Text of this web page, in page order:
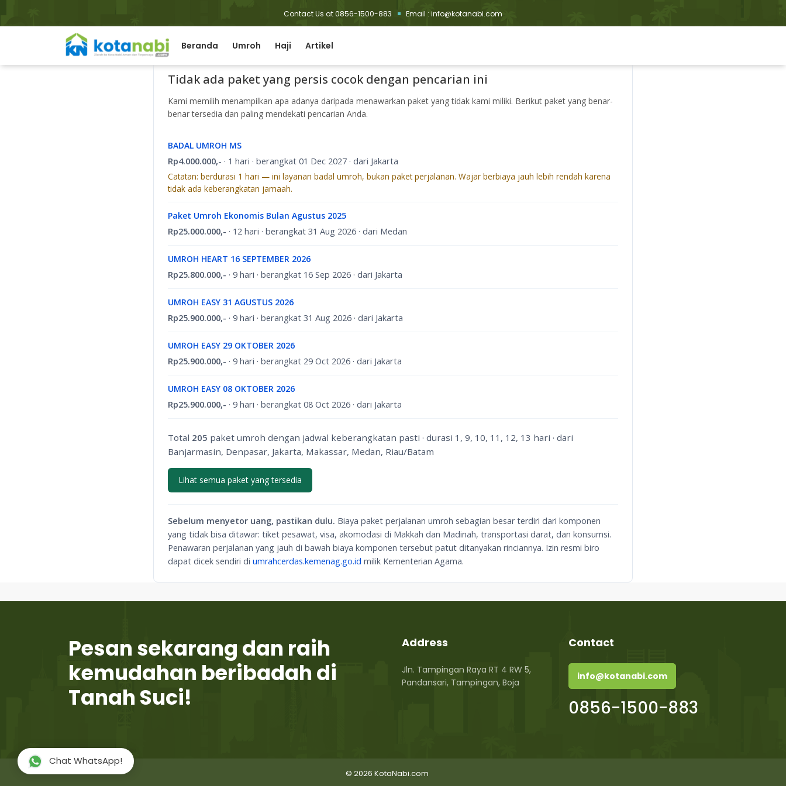
Contact Us at 0856-1500-883 Email : info@kotanabi.com
Beranda Umroh Haji Artikel
Umroh Ramadhan
Tidak ada paket yang persis cocok dengan pencarian ini
Kami memilih menampilkan apa adanya daripada menawarkan paket yang tidak kami miliki. Berikut paket yang benar-
benar tersedia dan paling mendekati pencarian Anda.
BADAL UMROH MS
Rp4.000.000,- · 1 hari · berangkat 01 Dec 2027 · dari Jakarta
Catatan: berdurasi 1 hari — ini layanan badal umroh, bukan paket perjalanan. Wajar berbiaya jauh lebih rendah karena
tidak ada keberangkatan jamaah.
Paket Umroh Ekonomis Bulan Agustus 2025
Rp25.000.000,- · 12 hari · berangkat 31 Aug 2026 · dari Medan
UMROH HEART 16 SEPTEMBER 2026
Rp25.800.000,- · 9 hari · berangkat 16 Sep 2026 · dari Jakarta
UMROH EASY 31 AGUSTUS 2026
Rp25.900.000,- · 9 hari · berangkat 31 Aug 2026 · dari Jakarta
UMROH EASY 29 OKTOBER 2026
Rp25.900.000,- · 9 hari · berangkat 29 Oct 2026 · dari Jakarta
UMROH EASY 08 OKTOBER 2026
Rp25.900.000,- · 9 hari · berangkat 08 Oct 2026 · dari Jakarta
Total 205 paket umroh dengan jadwal keberangkatan pasti · durasi 1, 9, 10, 11, 12, 13 hari · dari
Banjarmasin, Denpasar, Jakarta, Makassar, Medan, Riau/Batam
Lihat semua paket yang tersedia
Sebelum menyetor uang, pastikan dulu. Biaya paket perjalanan umroh sebagian besar terdiri dari komponen
yang tidak bisa ditawar: tiket pesawat, visa, akomodasi di Makkah dan Madinah, transportasi darat, dan konsumsi.
Penawaran perjalanan yang jauh di bawah biaya komponen tersebut patut ditanyakan rinciannya. Izin resmi biro
dapat dicek sendiri di umrahcerdas.kemenag.go.id milik Kementerian Agama.
Pesan sekarang dan raih
kemudahan beribadah di
Tanah Suci!
Address
Jln. Tampingan Raya RT 4 RW 5,
Pandansari, Tampingan, Boja
Contact
info@kotanabi.com
0856-1500-883
© 2026 KotaNabi.com
Chat WhatsApp!